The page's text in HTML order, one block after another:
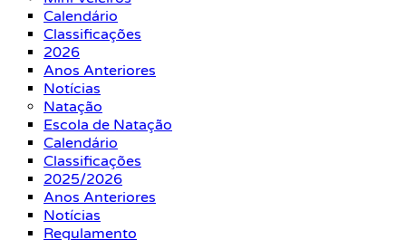
Calendário
Classificações
2026
Anos Anteriores
Notícias
Natação
Escola de Natação
Calendário
Classificações
2025/2026
Anos Anteriores
Notícias
Regulamento